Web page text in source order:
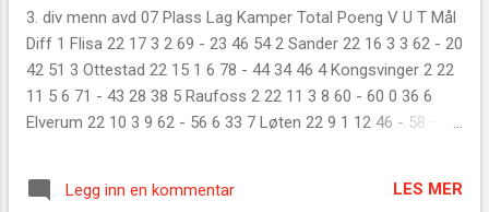
3. div menn avd 07 Plass Lag Kamper Total Poeng V U T Mål
Diff 1 Flisa 22 17 3 2 69 - 23 46 54 2 Sander 22 16 3 3 62 - 20
42 51 3 Ottestad 22 15 1 6 78 - 44 34 46 4 Kongsvinger 2 22
11 5 6 71 - 43 28 38 5 Raufoss 2 22 11 3 8 60 - 60 0 36 6
Elverum 22 10 3 9 62 - 56 6 33 7 Løten 22 9 1 12 46 - 58 −12
22 4 2 16 24 - 62 −38 14 12 Trysil 22 3 3 16 26 - 72 −46 12
Legg inn en kommentar LES MER